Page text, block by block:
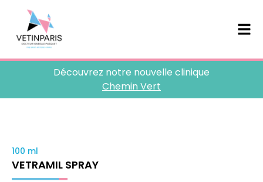
Découvrez notre nouvelle clinique
Chemin Vert
100 ml
VETRAMIL SPRAY